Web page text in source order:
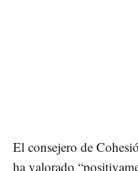
El consejero de
ha valorado